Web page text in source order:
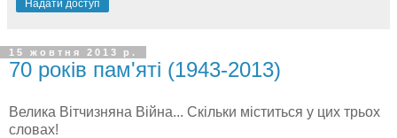
Надати доступ
15 жовтня 2013 р.
70 років пам'яті (1943-2013)
Велика Вітчизняна Війна... Скільки міститься у цих трьох
словах!